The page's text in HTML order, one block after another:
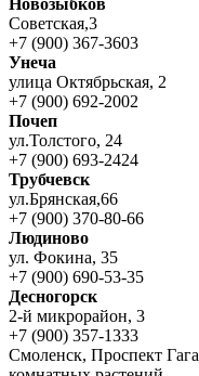
Новозыбков
Советская,3
+7 (900) 367-3603
Унеча
улица Октябрьская, 2
+7 (900) 692-2002
Почеп
ул.Толстого, 24
+7 (900) 693-2424
Трубчевск
ул.Брянская,66
+7 (900) 370-80-66
Людиново
ул. Фокина, 35
+7 (900) 690-53-35
Десногорск
2-й микрорайон, 3
+7 (900) 357-1333
Смоленск, Проспект